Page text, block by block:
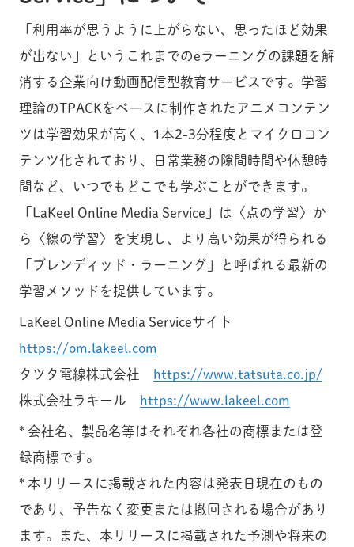
「利用率が思うように上がらない、思ったほど効果
が出ない」というこれまでのeラーニングの課題を解
消する企業向け動画配信型教育サービスです。学習
理論のTPACKをベースに制作されたアニメコンテン
ツは学習効果が高く、1本2-3分程度とマイクロコン
テンツ化されており、日常業務の隙間時間や休憩時
間など、いつでもどこでも学ぶことができます。
「LaKeel Online Media Service」は〈点の学習〉か
ら〈線の学習〉を実現し、より高い効果が得られる
「ブレンディッド・ラーニング」と呼ばれる最新の
学習メソッドを提供しています。
LaKeel Online Media Serviceサイト
https://om.lakeel.com
タツタ電線株式会社 https://www.tatsuta.co.jp/
株式会社ラキール https://www.lakeel.com
* 会社名、製品名等はそれぞれ各社の商標または登
録商標です。
* 本リリースに掲載された内容は発表日現在のもの
であり、予告なく変更または撤回される場合があり
ます。また、本リリースに掲載された予測や将来の